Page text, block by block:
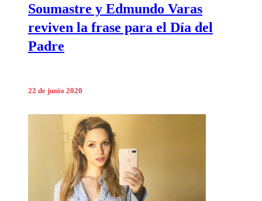
Soumastre y Edmundo Varas
reviven la frase para el Día del
Padre
22 de junio 2020